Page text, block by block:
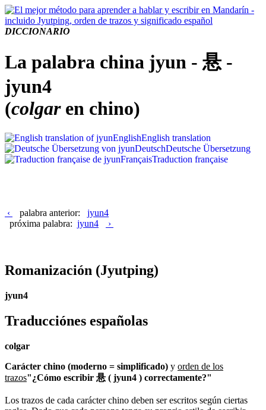
DICCIONARIO
La palabra china jyun - 悬 -
jyun4
(colgaren chino)
EnglishEnglish translation
DeutschDeutsche Übersetzung
FrançaisTraduction française
‹ palabra anterior: jyun4
próxima palabra: jyun4 ›
Romanización (Jyutping)
jyun4
Traducciónes españolas
colgar
Carácter chino (moderno = simplificado) y orden de los
trazos"¿Cómo escribir 悬 ( jyun4 ) correctamente?"
Los trazos de cada carácter chino deben ser escritos según ciertas